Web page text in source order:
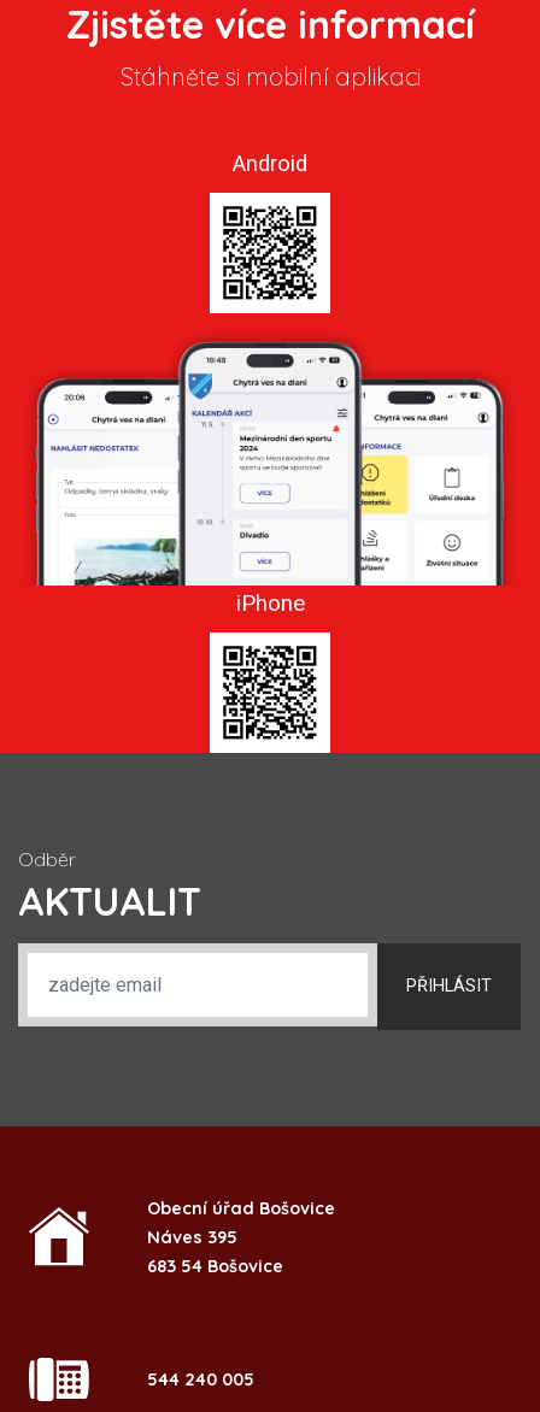
Zjistěte více informací
Stáhněte si mobilní aplikaci
Android
iPhone
Odběr
AKTUALIT
PŘIHLÁSIT
Obecní úřad Bošovice
Náves 395
683 54 Bošovice
544 240 005